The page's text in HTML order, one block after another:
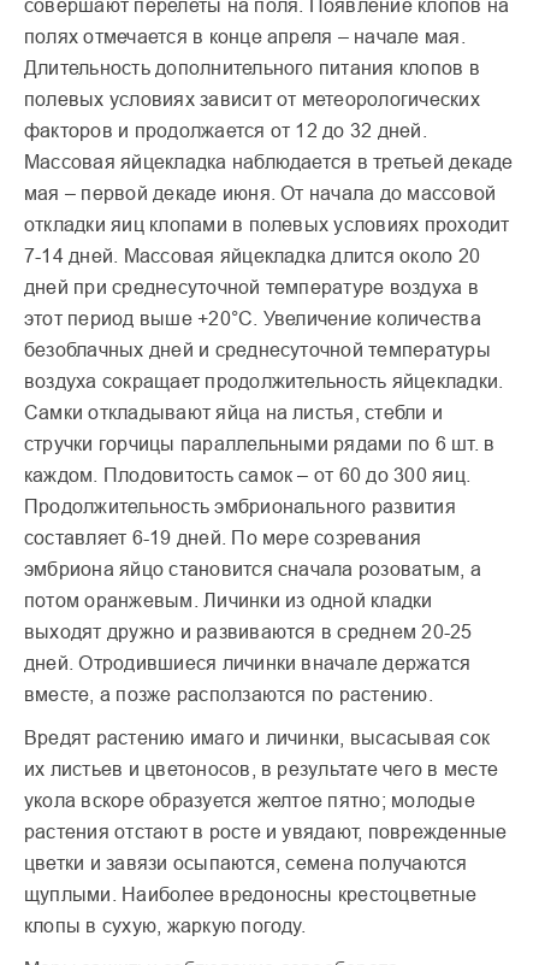
совершают перелеты на поля. Появление клопов на
полях отмечается в конце апреля – начале мая.
Длительность дополнительного питания клопов в
полевых условиях зависит от метеорологических
факторов и продолжается от 12 до 32 дней.
Массовая яйцекладка наблюдается в третьей декаде
мая – первой декаде июня. От начала до массовой
откладки яиц клопами в полевых условиях проходит
7-14 дней. Массовая яйцекладка длится около 20
дней при среднесуточной температуре воздуха в
этот период выше +20°С. Увеличение количества
безоблачных дней и среднесуточной температуры
воздуха сокращает продолжительность яйцекладки.
Самки откладывают яйца на листья, стебли и
стручки горчицы параллельными рядами по 6 шт. в
каждом. Плодо­ви­тость самок – от 60 до 300 яиц.
Продолжительность эмбрионального развития
составляет 6-19 дней. По мере созревания
эмбриона яйцо становится сначала розоватым, а
потом оранжевым. Личинки из одной кладки
выходят дружно и развиваются в среднем 20-25
дней. Отродившиеся личинки вначале держатся
вместе, а позже расползаются по растению.
Вредят растению имаго и личинки, высасывая сок
их листьев и цветоносов, в результате чего в месте
укола вскоре образуется желтое пятно; молодые
растения отстают в росте и увядают, поврежденные
цветки и завязи осыпаются, семена получаются
щуплыми. Наиболее вредоносны крестоцветные
клопы в сухую, жаркую погоду.